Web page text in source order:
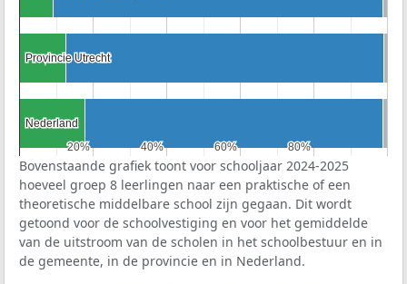
20%
20% 40%
40% 60%
60% 80%
80%
Provincie Utrecht
Provincie Utrecht
Nederland
Nederland
Bovenstaande grafiek toont voor schooljaar 2024-2025
hoeveel groep 8 leerlingen naar een praktische of een
theoretische middelbare school zijn gegaan. Dit wordt
getoond voor de schoolvestiging en voor het gemiddelde
van de uitstroom van de scholen in het schoolbestuur en in
de gemeente, in de provincie en in Nederland.